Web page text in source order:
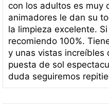
con los adultos es muy
animadores le dan su
la limpieza excelente.
recomiendo 100%.
y unas vistas increíbles
puesta de sol
duda seguiremos